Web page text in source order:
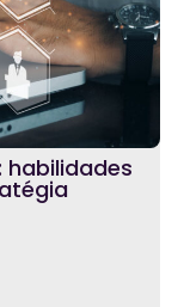
habilidades